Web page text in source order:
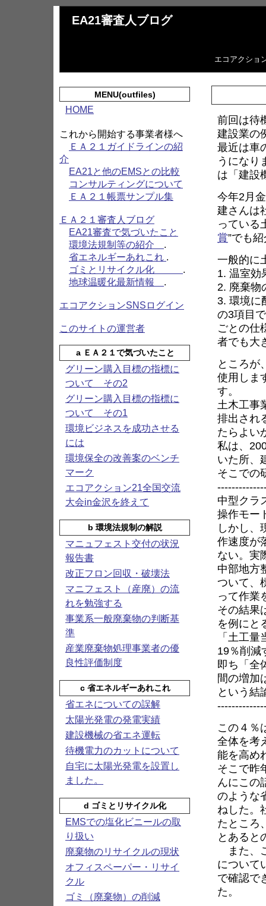
EA21審査人ブログ
エコアクショ
前回は待
建設業の
最近は車
うになり
は「建設
今年2月
建さんは
っている
賞”でも
一般的に
1. 温室効
2. 廃棄物
3. 環境に
の3項目
ごとの仕
者でも大
ところが
使用しま
す。
土木工事
排出され
たらよい
私は、
いた所、
そこでの
中型クラ
操作モー
しかし、
作速度が
ない。実
中部地方
ついて、
って作業
その結果
を例にと
「土工
19％削減
即ち「全
間の増加
という結
この４％
全体を考
能を高め
そこで昨
んにこの
のような
ねした。
たところ
とあると
また、
について
で確認で
た。
MENU(outfiles)
HOME
これから開始する事業者様へ
ＥＡ２１ガイドラインの紹
介
EA21と他のEMSとの比較
コンサルティングについて
ＥＡ２１帳票サンプル集
ＥＡ２１審査人ブログ
EA21審査で気づいたこと
環境法規制等の紹介 .
省エネルギーあれこれ .
ゴミとリサイクル化 .
地球温暖化最新情報 .
エコアクションSNSログイン
このサイトの運営者
a ＥＡ２１で気づいたこと
グリーン購入目標の指標に
ついて その2
グリーン購入目標の指標に
ついて その1
環境ビジネスを成功させる
には
環境保全の改善案のベンチ
マーク
エコアクション21全国交流
大会in金沢を終えて
b 環境法規制の解説
マニュフェスト交付の状況
報告書
改正フロン回収・破壊法
マニフェスト（産廃）の流
れを勉強する
事業系一般廃棄物の判断基
準
産業廃棄物処理事業者の優
良性評価制度
c 省エネルギーあれこれ
省エネについての誤解
太陽光発電の発電実績
建設機械の省エネ運転
待機電力のカットについて
自宅に太陽光発電を設置し
ました。
d ゴミとリサイクル化
EMSでの塩化ビニールの取
り扱い
廃棄物のリサイクルの現状
オフィスペーパー・リサイ
クル
ゴミ（廃棄物）の削減